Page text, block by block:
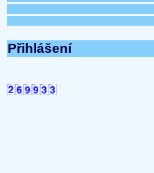
Přihlášení